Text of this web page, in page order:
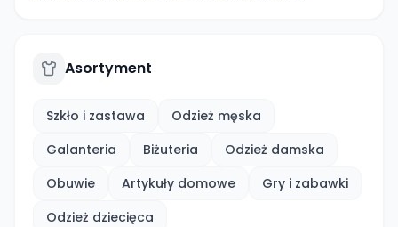
Asortyment
Szkło i zastawa
Odzież męska
Galanteria
Biżuteria
Odzież damska
Obuwie
Artykuły domowe
Gry i zabawki
Odzież dziecięca